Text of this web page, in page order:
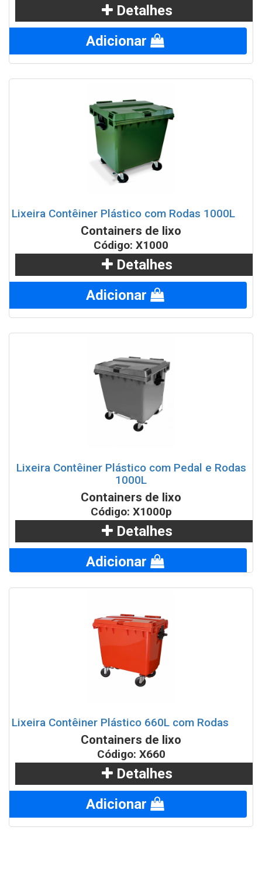
Detalhes
Adicionar
Lixeira Contêiner Plástico com Rodas 1000L
Containers de lixo
Código: X1000
Detalhes
Adicionar
Lixeira Contêiner Plástico com Pedal e Rodas
1000L
Containers de lixo
Código: X1000p
Detalhes
Adicionar
Lixeira Contêiner Plástico 660L com Rodas
Containers de lixo
Código: X660
Detalhes
Adicionar